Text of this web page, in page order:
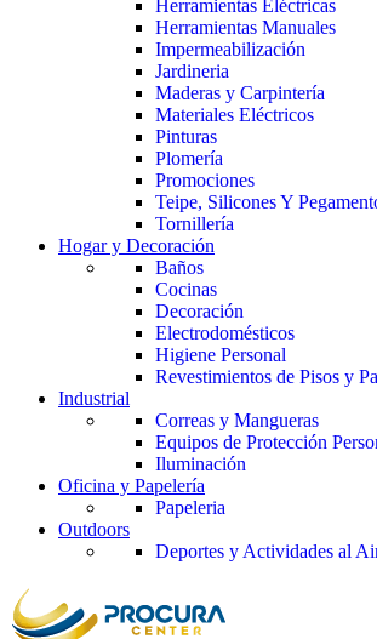
Herramientas Eléctricas
Herramientas Manuales
Impermeabilización
Jardineria
Maderas y Carpintería
Materiales Eléctricos
Pinturas
Plomería
Promociones
Teipe, Silicones Y
Tornillería
Hogar y Decoración
Baños
Cocinas
Decoración
Electrodomésticos
Higiene Personal
Revestimientos de Pisos y
Industrial
Correas y Mangueras
Equipos de Protección
Iluminación
Oficina y Papelería
Papeleria
Outdoors
Deportes y Actividades al